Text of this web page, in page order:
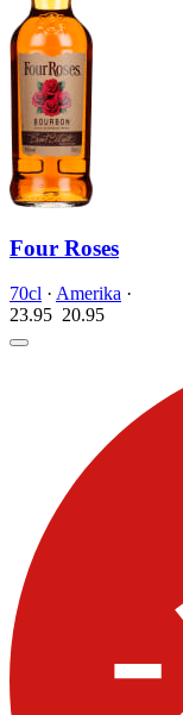
Four Roses
70cl · Amerika ·
23.95 20.95